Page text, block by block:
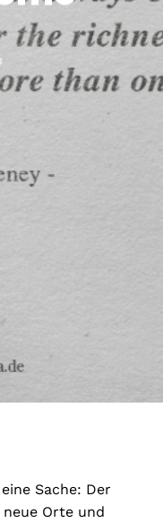
Sache: Der
Orte und